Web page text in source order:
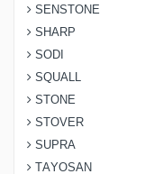
SENSTONE
SHARP
SODI
SQUALL
STONE
STOVER
SUPRA
TAYOSAN